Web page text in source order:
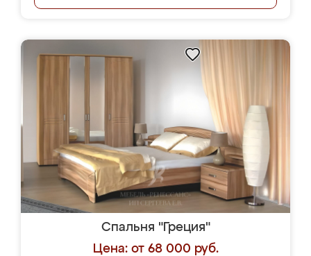
Спальня "Греция"
Цена: от 68 000 руб.